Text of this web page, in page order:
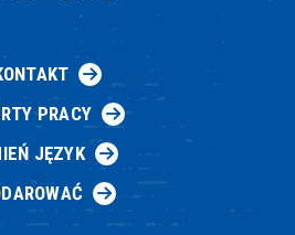
PRACY
JĘZYK